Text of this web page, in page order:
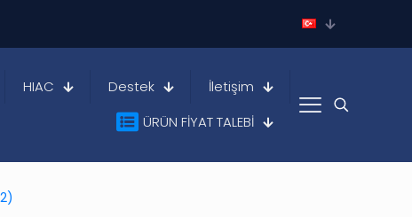
HIAC Destek
İletişim
ÜRÜN FİYAT TALEBİ